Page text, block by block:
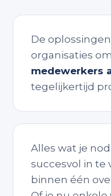
De
organisaties om
medewerkers
tegelijkertijd
Alles wat je
succesvol in te
binnen één